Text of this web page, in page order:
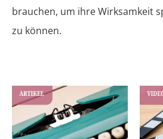
brauchen, um ihre Wirksamkeit
zu können.